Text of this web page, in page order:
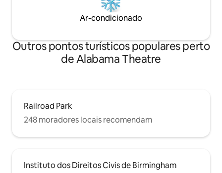
Ar-condicionado
Outros pontos turísticos populares perto
de Alabama Theatre
Railroad Park
248 moradores locais recomendam
Instituto dos Direitos Civis de Birmingham